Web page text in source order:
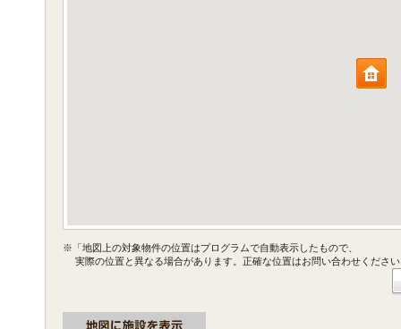
※「地図上の対象物件の位置はプログラムで自動表示したもので、
実際の位置と異なる場合があります。正確な位置はお問い合わせくださ